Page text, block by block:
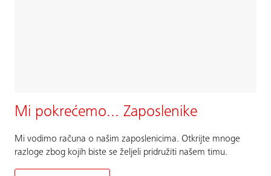
Mi pokrećemo... Zaposlenike
Mi vodimo računa o našim zaposlenicima. Otkrijte mnoge
razloge zbog kojih biste se željeli pridružiti našem timu.